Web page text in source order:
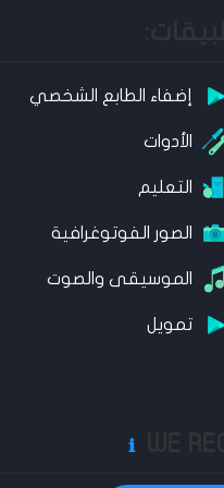
إضفاء الطابع الشخصي
الأدوات
التعليم
الصور الفوتوغرافية
الموسيقى والصوت
تمويل
ℹ️